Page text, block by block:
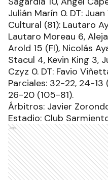
Julián Marín 0. DT: Juan
Cultural (81): Lautaro
Lautaro Moreau 6,
Arold 15 (FI), Nicolás
Stacul 4, Kevin King 3,
Czyz 0. DT: Favio
Parciales: 32-22, 24-
26-20 (105-81).
Árbitros: Javier
Estadio: Club
Ads